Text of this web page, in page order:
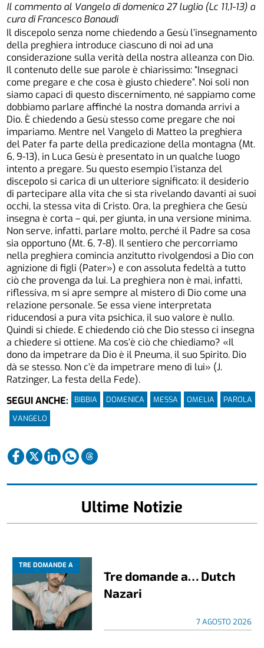
Il commento al Vangelo di domenica 27 luglio (Lc 11,1-13) a
cura di Francesco Banaudi
Il discepolo senza nome chiedendo a Gesù l’insegnamento
della preghiera introduce ciascuno di noi ad una
considerazione sulla verità della nostra alleanza con Dio.
Il contenuto delle sue parole è chiarissimo: “Insegnaci
come pregare e che cosa è giusto chiedere”. Noi soli non
siamo capaci di questo discernimento, né sappiamo come
dobbiamo parlare affinché la nostra domanda arrivi a
Dio. È chiedendo a Gesù stesso come pregare che noi
impariamo. Mentre nel Vangelo di Matteo la preghiera
del Pater fa parte della predicazione della montagna (Mt.
6, 9-13), in Luca Gesù è presentato in un qualche luogo
intento a pregare. Su questo esempio l’istanza del
discepolo si carica di un ulteriore significato: il desiderio
di partecipare alla vita che si sta rivelando davanti ai suoi
occhi, la stessa vita di Cristo. Ora, la preghiera che Gesù
insegna è corta – qui, per giunta, in una versione minima.
Non serve, infatti, parlare molto, perché il Padre sa cosa
sia opportuno (Mt. 6, 7-8). Il sentiero che percorriamo
nella preghiera comincia anzitutto rivolgendosi a Dio con
agnizione di figli (Pater») e con assoluta fedeltà a tutto
ciò che provenga da lui. La preghiera non è mai, infatti,
riflessiva, m si apre sempre al mistero di Dio come una
relazione personale. Se essa viene interpretata
riducendosi a pura vita psichica, il suo valore è nullo.
Quindi si chiede. E chiedendo ciò che Dio stesso ci insegna
a chiedere si ottiene. Ma cos’è ciò che chiediamo? «Il
dono da impetrare da Dio è il Pneuma, il suo Spirito. Dio
dà se stesso. Non c’è da impetrare meno di lui» (J.
Ratzinger, La festa della Fede).
SEGUI ANCHE:
BIBBIA DOMENICA MESSA OMELIA
PAROLA
VANGELO
Ultime Notizie
TRE DOMANDE A
Tre domande a… Dutch
Nazari
7 AGOSTO 2026